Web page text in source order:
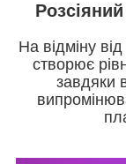
На відміну
створює
завдяки